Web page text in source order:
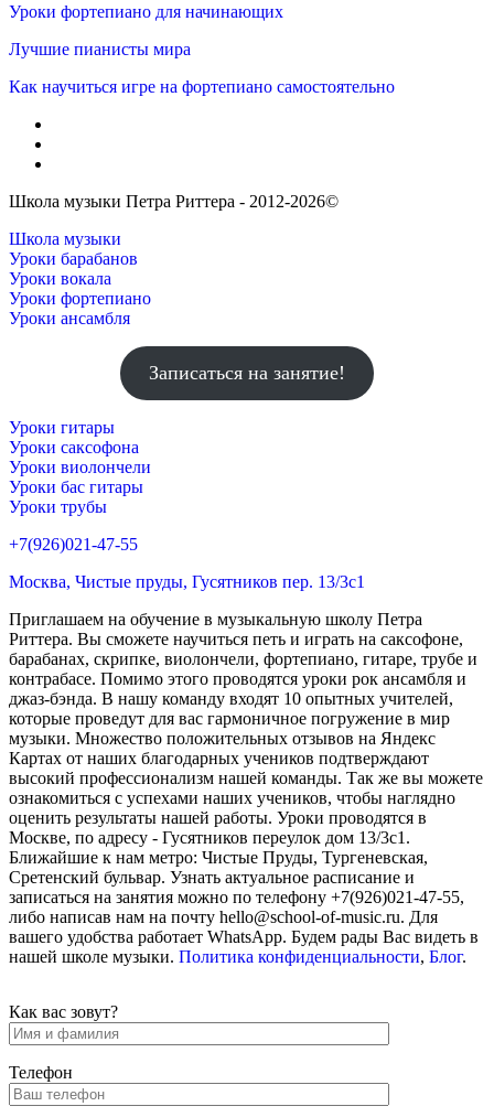
Уроки фортепиано для начинающих
Лучшие пианисты мира
Как научиться игре на фортепиано самостоятельно
Школа музыки Петра Риттера - 2012-2026©
Школа музыки
Уроки барабанов
Уроки вокала
Уроки фортепиано
Уроки ансамбля
Записаться на занятие!
Уроки гитары
Уроки саксофона
Уроки виолончели
Уроки бас гитары
Уроки трубы
+7(926)021-47-55
Москва, Чистые пруды, Гусятников пер. 13/3c1
Приглашаем на обучение в музыкальную школу Петра
Риттера. Вы сможете научиться петь и играть на саксофоне,
барабанах, скрипке, виолончели, фортепиано, гитаре, трубе и
контрабасе. Помимо этого проводятся уроки рок ансамбля и
джаз-бэнда. В нашу команду входят 10 опытных учителей,
которые проведут для вас гармоничное погружение в мир
музыки. Множество положительных отзывов на Яндекс
Картах от наших благодарных учеников подтверждают
высокий профессионализм нашей команды. Так же вы можете
ознакомиться с успехами наших учеников, чтобы наглядно
оценить результаты нашей работы. Уроки проводятся в
Москве, по адресу - Гусятников переулок дом 13/3с1.
Ближайшие к нам метро: Чистые Пруды, Тургеневская,
Сретенский бульвар. Узнать актуальное расписание и
записаться на занятия можно по телефону +7(926)021-47-55,
либо написав нам на почту hello@school-of-music.ru. Для
вашего удобства работает WhatsApp. Будем рады Вас видеть в
нашей школе музыки. Политика конфиденциальности, Блог.
Как вас зовут?
Телефон